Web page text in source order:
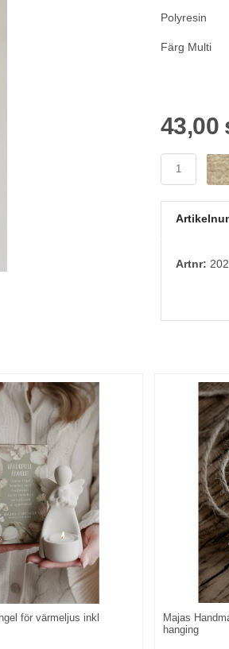
Polyresin
Färg Multi
43,00
Artnr:
för värmeljus inkl
Majas
hanging